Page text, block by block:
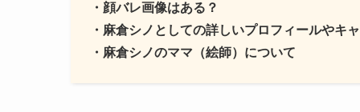
・顔バレ画像はある？
・麻倉シノとしての詳しいプロフィールやキ
・麻倉シノのママ（絵師）について